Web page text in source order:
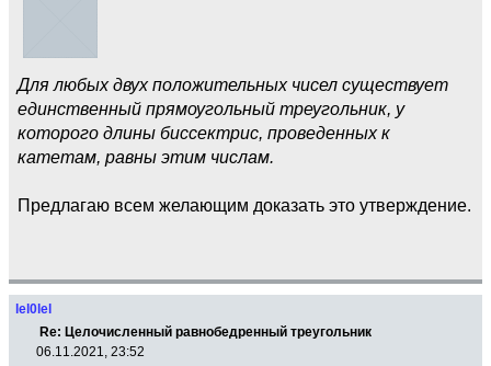
Для любых двух положительных чисел существует
единственный прямоугольный треугольник, у
которого длины биссектрис, проведенных к
катетам, равны этим числам.
Предлагаю всем желающим доказать это утверждение.
lel0lel
Re: Целочисленный равнобедренный треугольник
06.11.2021, 23:52